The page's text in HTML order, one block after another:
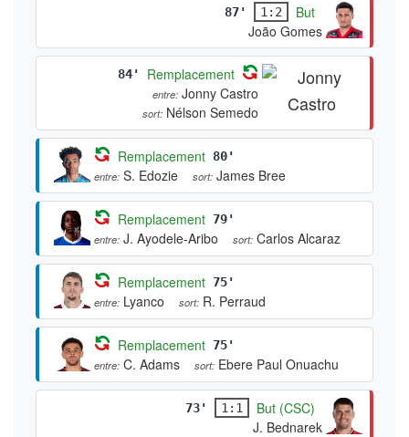
87' 1:2
But
João Gomes
84' Remplacement
entre: Jonny Castro
sort: Nélson Semedo
Remplacement 80'
entre: S. Edozie sort: James Bree
Remplacement 79'
entre: J. Ayodele-Aribo sort: Carlos Alcaraz
Remplacement 75'
entre: Lyanco sort: R. Perraud
Remplacement 75'
entre: C. Adams sort: Ebere Paul Onuachu
73' 1:1
But (CSC)
J. Bednarek